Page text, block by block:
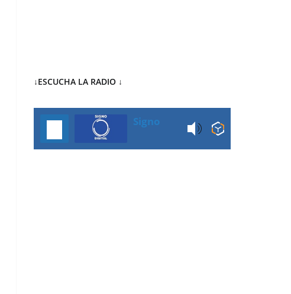
↓ESCUCHA LA RADIO ↓
Signo